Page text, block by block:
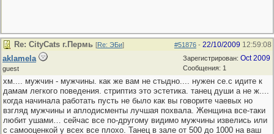
#51876 - 22/10/2009 12:59:08
Re: CityCats г.Пермь [Re: ЭБи]
Зарегистрирован: Oct 2009
Сообщения: 1
aklamela
guest
хм.... мужчин - мужчины. как же вам не стыдно.... нужен се.с идите к
дамам легкого поведения. стриптиз это эстетика. танец души а не ж....
когда начинала работать пусть не было как вы говорите чаевых но
взгляд мужчины и аплодисменты лучшая похвала. Женщина все-таки
любит ушами… сейчас все по-другому видимо мужчины извелись или
с самооценкой у всех все плохо. Танец в зале от 500 до 1000 на ваш